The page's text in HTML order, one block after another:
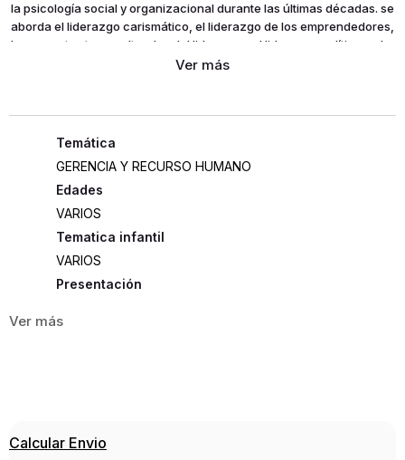
la psicología social y organizacional durante las últimas décadas. se
aborda el liderazgo carismático, el liderazgo de los emprendedores,
los aspectos transculturales del liderazgo, el liderazgo político y el
liderazgo femenino, entre otras cuestiones de plena actualidad. y
incompleto si no se tiene en cuenta este hecho.
GERENCIA Y RECURSO HUMANO
Edades
VARIOS
Tematica infantil
VARIOS
Presentación
ALIANZA
Calcular Envio